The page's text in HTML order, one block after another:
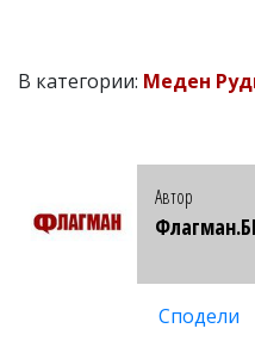
В категории: Меден
Автор
Сподели